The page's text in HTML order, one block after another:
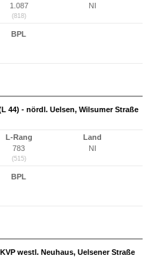
1.087
(818)
NI
BPL
44) - nördl. Uelsen, Wilsumer Straße
L-Rang
783
(515)
Land
NI
BPL
westl. Neuhaus, Uelsener Straße